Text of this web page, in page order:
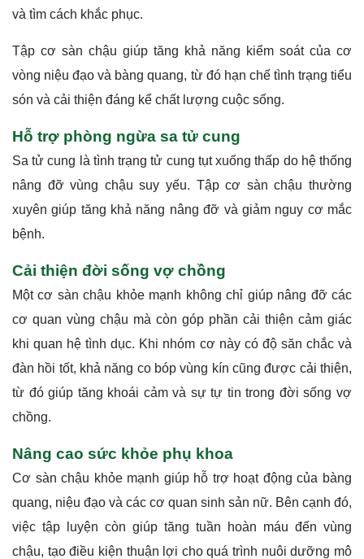
và tìm cách khắc phục.
Tập cơ sàn chậu giúp tăng khả năng kiểm soát của cơ
vòng niệu đạo và bàng quang, từ đó hạn chế tình trạng tiểu
són và cải thiện đáng kể chất lượng cuộc sống.
Hỗ trợ phòng ngừa sa tử cung
Sa tử cung là tình trạng tử cung tụt xuống thấp do hệ thống
nâng đỡ vùng chậu suy yếu. Tập cơ sàn chậu thường
xuyên giúp tăng khả năng nâng đỡ và giảm nguy cơ mắc
bệnh.
Cải thiện đời sống vợ chồng
Một cơ sàn chậu khỏe mạnh không chỉ giúp nâng đỡ các
cơ quan vùng chậu mà còn góp phần cải thiện cảm giác
khi quan hệ tình dục. Khi nhóm cơ này có độ săn chắc và
đàn hồi tốt, khả năng co bóp vùng kín cũng được cải thiện,
từ đó giúp tăng khoái cảm và sự tự tin trong đời sống vợ
chồng.
Nâng cao sức khỏe phụ khoa
Cơ sàn chậu khỏe mạnh giúp hỗ trợ hoạt động của bàng
quang, niệu đạo và các cơ quan sinh sản nữ. Bên cạnh đó,
việc tập luyện còn giúp tăng tuần hoàn máu đến vùng
chậu, tạo điều kiện thuận lợi cho quá trình nuôi dưỡng mô